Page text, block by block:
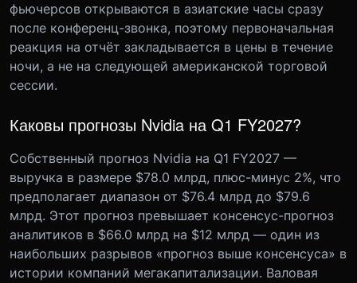
фьючерсов открываются в азиатские часы сразу
после конференц-звонка, поэтому первоначальная
реакция на отчёт закладывается в цены в течение
ночи, а не на следующей американской торговой
сессии.
Каковы прогнозы Nvidia на Q1 FY2027?
Собственный прогноз Nvidia на Q1 FY2027 —
выручка в размере $78.0 млрд, плюс-минус 2%, что
предполагает диапазон от $76.4 млрд до $79.6
млрд. Этот прогноз превышает консенсус-прогноз
аналитиков в $66.0 млрд на $12 млрд — один из
наибольших разрывов «прогноз выше консенсуса» в
истории компаний мегакапитализации. Валовая